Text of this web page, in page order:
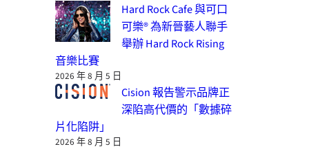
Hard Rock Cafe 與可口
可樂® 為新晉藝人聯手
舉辦 Hard Rock Rising
音樂比賽
2026 年 8 月 5 日
Cision 報告警示品牌正
深陷高代價的「數據碎
片化陷阱」
2026 年 8 月 5 日